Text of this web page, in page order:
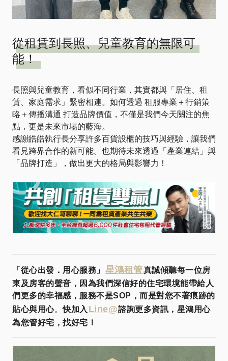
從租賃到長照、兒童教育的無限可
能！
長照與兒童教育，看似不同行業，其實都與「居住、租
賃、家庭需求」緊密相連。如何透過 租服專業＋行銷策
略＋傳播溝通 打造品牌價值，不僅是我們今天關注的焦
點，更是未來市場的藍海。
感謝皓皓執行長分享許多百貨設櫃的技巧與經驗，讓我們
看見跨界合作的新可能。也期待未來透過「產業連結」與
「品牌打造」，做出更大的格局與影響力！
「從心出發．用心服務」 星鴻租管真誠傾聽每一位房
東及房客的聲音，因為我們深信好的住宅環境能帶給人
們更多的幸福感，服務不是SOP，而是對您不著痕跡的
貼心與用心。快加入 Line@諮詢更多資訊，星鴻用心
為您管好宅，找好宅！